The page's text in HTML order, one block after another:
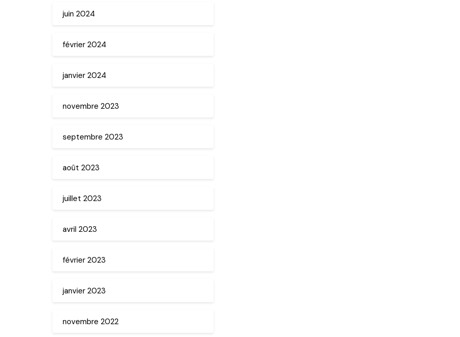
juin 2024
février 2024
janvier 2024
novembre 2023
septembre 2023
août 2023
juillet 2023
avril 2023
février 2023
janvier 2023
novembre 2022